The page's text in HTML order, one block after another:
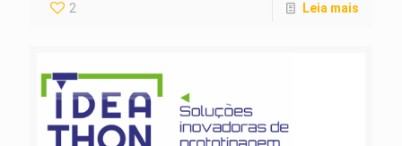
2 Leia mais